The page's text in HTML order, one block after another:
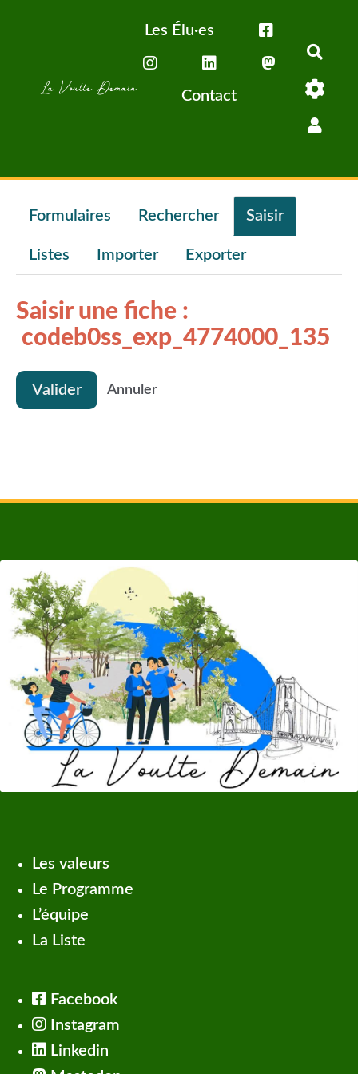
Aller au contenu principal
Les Élu·es
Contact
Formulaires Rechercher Saisir
Listes Importer Exporter
Saisir une fiche :
codeb0ss_exp_4774000_135
Valider Annuler
Les valeurs
Le Programme
L’équipe
La Liste
Facebook
Instagram
Linkedin